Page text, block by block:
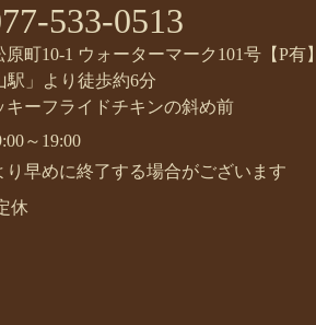
533-0513
町10-1 ウォーターマーク101号【P有】
駅」より徒歩約6分
キーフライドチキンの斜め前
～19:00
早めに終了する場合がございます
休